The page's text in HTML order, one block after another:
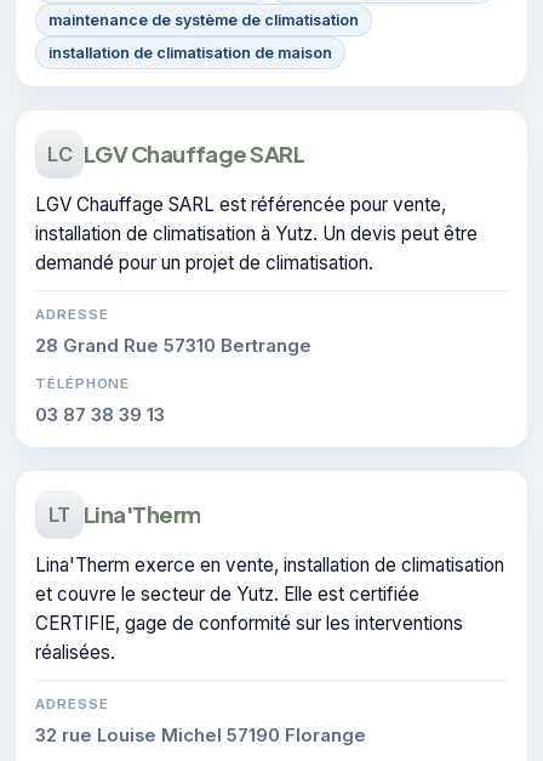
maintenance de système de climatisation
installation de climatisation de maison
LC LGV Chauffage SARL
LGV Chauffage SARL est référencée pour vente,
installation de climatisation à Yutz. Un devis peut être
demandé pour un projet de climatisation.
ADRESSE
28 Grand Rue 57310 Bertrange
TÉLÉPHONE
03 87 38 39 13
LT Lina'Therm
Lina'Therm exerce en vente, installation de climatisation
et couvre le secteur de Yutz. Elle est certifiée
CERTIFIE, gage de conformité sur les interventions
réalisées.
ADRESSE
32 rue Louise Michel 57190 Florange